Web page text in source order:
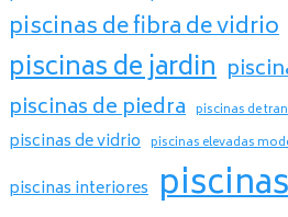
piscinas de fibra de vidrio
piscinas de jardin
piscinas de piedra piscinas de
piscinas de vidrio piscinas elevadas
piscinas interiores